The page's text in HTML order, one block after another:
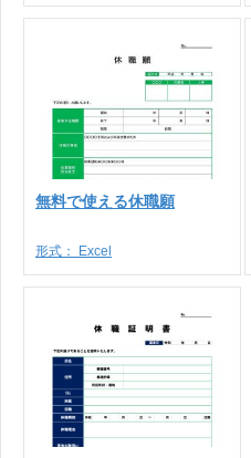
無料で使える休職願
形式： Excel